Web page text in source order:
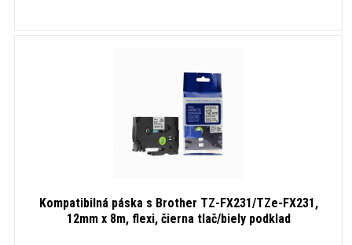
Kompatibilná páska s Brother TZ-FX231/TZe-FX231,
12mm x 8m, flexi, čierna tlač/biely podklad